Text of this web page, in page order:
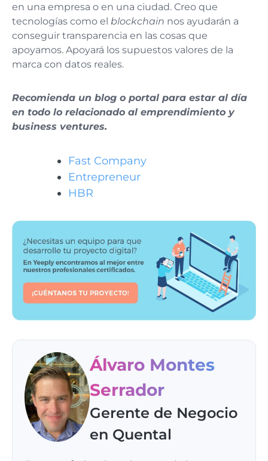
en una empresa o en una ciudad. Creo que
tecnologías como el blockchain nos ayudarán a
conseguir transparencia en las cosas que
apoyamos. Apoyará los supuestos valores de la
marca con datos reales.
Recomienda un blog o portal para estar al día
en todo lo relacionado al emprendimiento y
business ventures.
Fast Company
Entrepreneur
HBR
Álvaro Montes
Serrador
Gerente de Negocio
en Quental